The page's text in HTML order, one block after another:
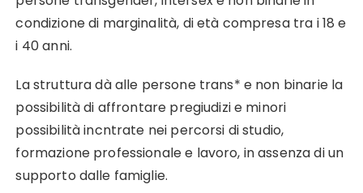
condizione di marginalità, di età compresa tra i 18 e
i 40 anni.
La struttura dà alle persone trans* e non binarie la
possibilità di affrontare pregiudizi e minori
possibilità incntrate nei percorsi di studio,
formazione professionale e lavoro, in assenza di un
supporto dalle famiglie.